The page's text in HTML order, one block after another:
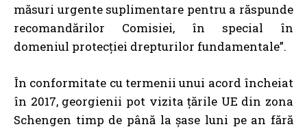
măsuri urgente suplimentare pentru a răspunde
recomandărilor Comisiei, în special în
domeniul protecției drepturilor fundamentale”.
În conformitate cu termenii unui acord încheiat
în 2017, georgienii pot vizita țările UE din zona
Schengen timp de până la șase luni pe an fără